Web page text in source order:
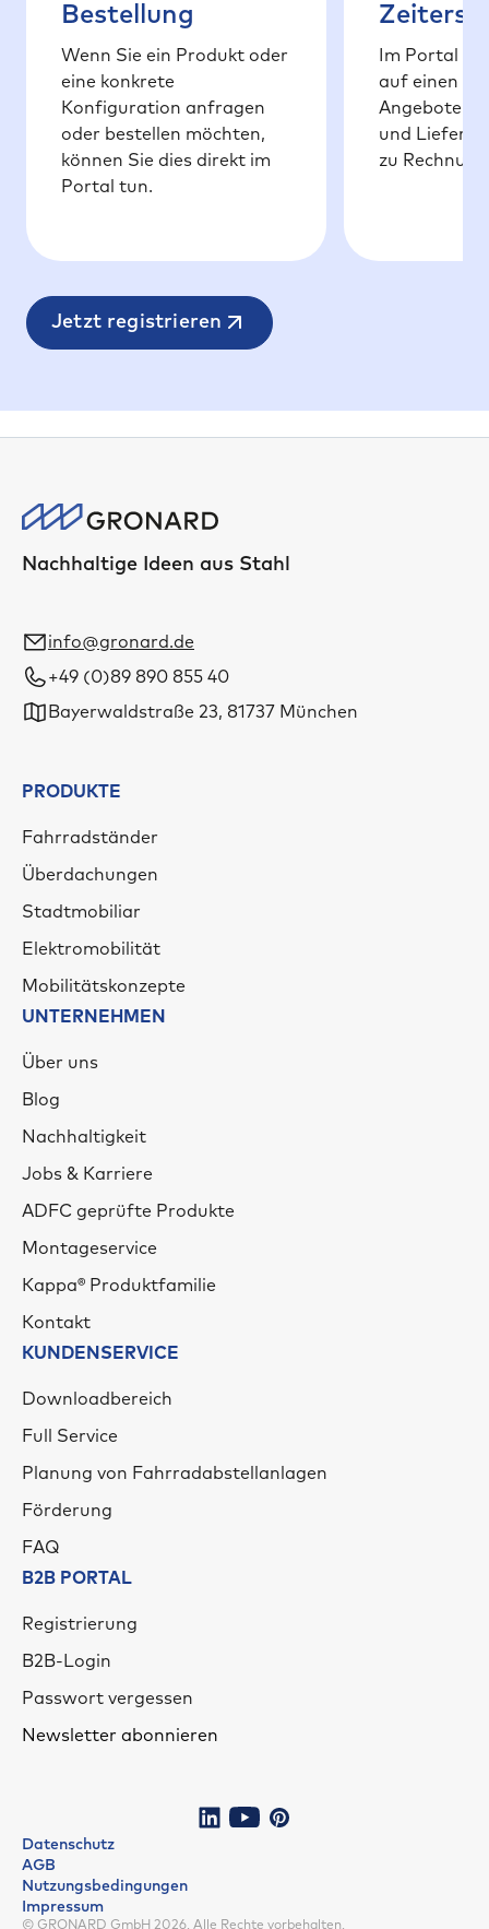
Bestellung
Wenn Sie ein Produkt oder
eine konkrete
Konfiguration anfragen
oder bestellen möchten,
können Sie dies direkt im
Portal tun.
Im Portal
auf einen
Angeboten
und
zu
Jetzt registrieren
Nachhaltige Ideen aus Stahl
info@gronard.de
+49 (0)89 890 855 40
Bayerwaldstraße 23, 81737 München
PRODUKTE
Fahrradständer
Überdachungen
Stadtmobiliar
Elektromobilität
Mobilitätskonzepte
UNTERNEHMEN
Über uns
Blog
Nachhaltigkeit
Jobs & Karriere
ADFC geprüfte Produkte
Montageservice
Kappa® Produktfamilie
Kontakt
KUNDENSERVICE
Downloadbereich
Full Service
Planung von Fahrradabstellanlagen
Förderung
FAQ
B2B PORTAL
Registrierung
B2B-Login
Passwort vergessen
Newsletter abonnieren
Datenschutz
AGB
Nutzungsbedingungen
Impressum
© GRONARD GmbH 2026. Alle Rechte vorbehalten.